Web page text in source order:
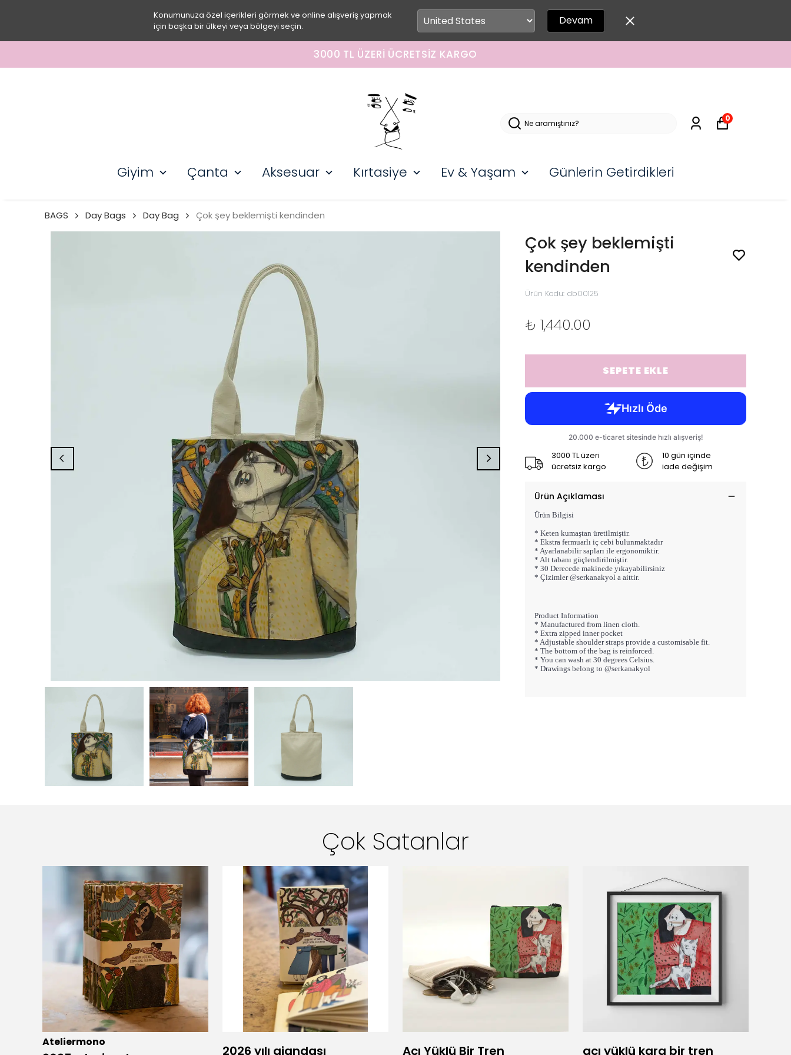
Konumunuza özel içerikleri görmek ve online alışveriş yapmak
için başka bir ülkeyi veya bölgeyi seçin.
Devam
Giyim Çanta Aksesuar Kırtasiye Ev & Yaşam Günlerin Getirdikleri
0
BAGS Day Bags Day Bag Çok şey beklemişti kendinden
Çok şey beklemişti
kendinden
Ürün Kodu: db00125
₺ 1,440.00
SEPETE EKLE
3000 TL üzeri
ücretsiz kargo
10 gün içinde
iade değişim
Ürün Açıklaması
Ürün Bilgisi
* Keten kumaştan üretilmiştir.
* Ekstra fermuarlı iç cebi bulunmaktadır
* Ayarlanabilir sapları ile ergonomiktir.
* Alt tabanı güçlendirilmiştir.
* 30 Derecede makinede yıkayabilirsiniz
* Çizimler @serkanakyol a aittir.
Product Information
* Manufactured from linen cloth.
* Extra zipped inner pocket
* Adjustable shoulder straps provide a customisable fit.
* The bottom of the bag is reinforced.
* You can wash at 30 degrees Celsius.
* Drawings belong to @serkanakyol
Çok Satanlar
Ateliermono
2026 yılı ajandası Acı Yüklü Bir Tren acı yüklü kara bir tren